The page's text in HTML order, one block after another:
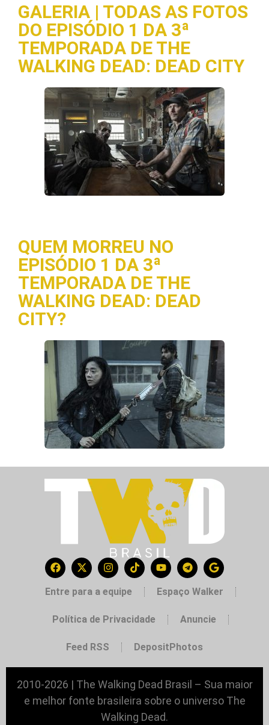
GALERIA | TODAS AS FOTOS
DO EPISÓDIO 1 DA 3ª
TEMPORADA DE THE
WALKING DEAD: DEAD CITY
QUEM MORREU NO
EPISÓDIO 1 DA 3ª
TEMPORADA DE THE
WALKING DEAD: DEAD
CITY?
Entre para a equipe Espaço Walker
Política de Privacidade Anuncie
Feed RSS DepositPhotos
2010-2026 | The Walking Dead Brasil – Sua maior
e melhor fonte brasileira sobre o universo The
Walking Dead.